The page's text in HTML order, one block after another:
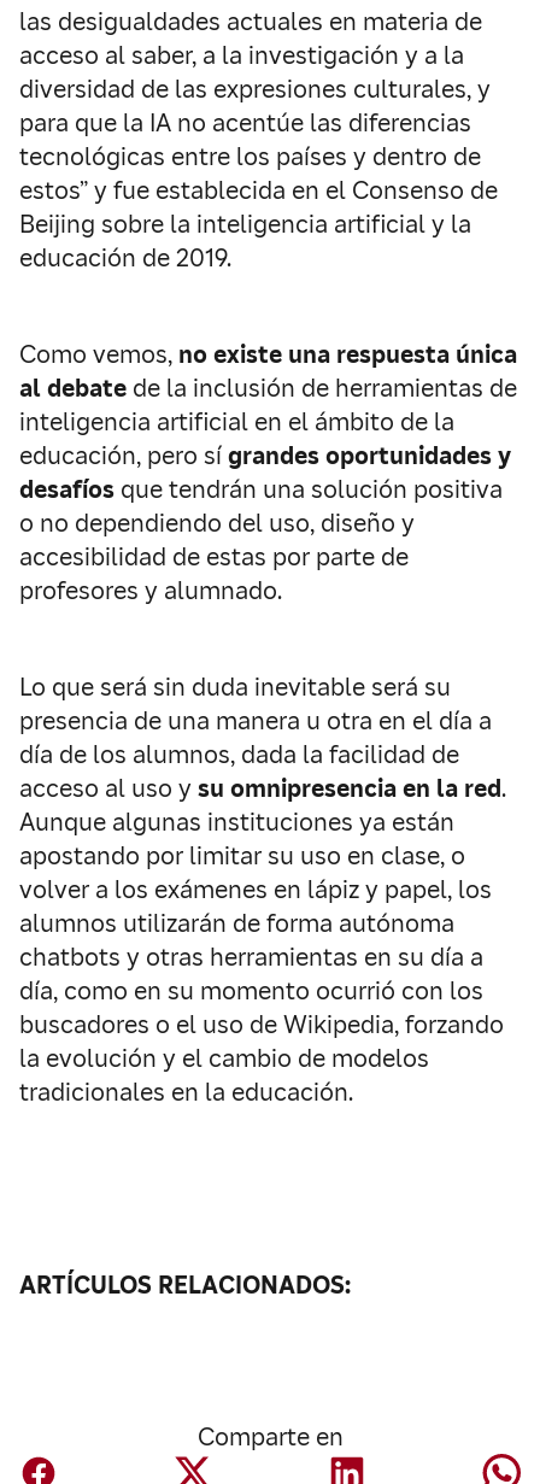
las desigualdades actuales en materia de
acceso al saber, a la investigación y a la
diversidad de las expresiones culturales, y
para que la IA no acentúe las diferencias
tecnológicas entre los países y dentro de
estos” y fue establecida en el Consenso de
Beijing sobre la inteligencia artificial y la
educación de 2019.
Como vemos, no existe una respuesta única
al debate de la inclusión de herramientas de
inteligencia artificial en el ámbito de la
educación, pero sígrandes oportunidades y
desafíos que tendrán una solución positiva
o no dependiendo del uso, diseño y
accesibilidad de estas por parte de
profesores y alumnado.
Lo que será sin duda inevitable será su
presencia de una manera u otra en el día a
día de los alumnos, dada la facilidad de
acceso al uso ysu omnipresencia en la red.
Aunque algunas instituciones ya están
apostando por limitar su uso en clase, o
volver a los exámenes en lápiz y papel, los
alumnos utilizarán de forma autónoma
chatbots y otras herramientas en su día a
día, como en su momento ocurrió con los
buscadores o el uso de Wikipedia, forzando
la evolución y el cambio de modelos
tradicionales en la educación.
ARTÍCULOS RELACIONADOS:
Comparte en